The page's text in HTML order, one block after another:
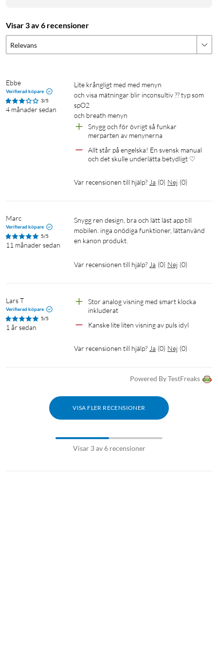
Withings hybrid-design från tidigare modeller följer med till
Scanwatch 2, där klockans yttre består av en minimalistisk
urtavla med en tydlig monokrom display som använder sig av
OLED-teknik och är skarp och tydlig även i starkt solljus. En 0
till 100 %-mätare i nedre del av urtavlan visar avklarad
aktivitet. Via displayen ges information och data från de olika
sensorerna och mätvärden som klockan samlar in, samt mobil-
notifikationer tillsammans med vibration (kan stängas av).
andra med funktionen Smart Wake-Up.
enheten och appen Health Mate via Bluetooth LE. När
löprundor. Batteritid: upp till 30 dagar vid normal användning.
Laddtid: ca 2. Vikt: 52,6 g (endast ur).
Visar 3 av 6 recensioner
Relevans
Ebbe
Verifierad köpare
3/5
4 månader sedan
Lite krångligt med med menyn
och visa mätningar blir inconsultiv ?? typ som
spO2
och breath menyn
Snygg och för övrigt så funkar
merparten av menynerna
Allt står på engelska! En svensk manual
och det skulle underlätta betydligt ♡
Var recensionen till hjälp? Ja (0) Nej (0)
Marc
Verifierad köpare
5/5
11 månader sedan
Snygg ren design, bra och lätt läst app till
mobilen. inga onödiga funktioner, lättanvänd
en kanon produkt.
Var recensionen till hjälp? Ja (0) Nej (0)
Lars T
Verifierad köpare
5/5
1 år sedan
Stor analog visning med smart klocka
inkluderat
Kanske lite liten visning av puls idyl
Var recensionen till hjälp? Ja (0) Nej (0)
Powered By TestFreaks
VISA FLER RECENSIONER
Visar 3 av 6 recensioner